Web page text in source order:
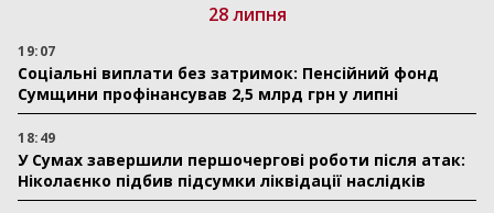
28 липня
19:07
Соціальні виплати без затримок: Пенсійний фонд
Сумщини профінансував 2,5 млрд грн у липні
18:49
У Сумах завершили першочергові роботи після атак:
Ніколаєнко підбив підсумки ліквідації наслідків